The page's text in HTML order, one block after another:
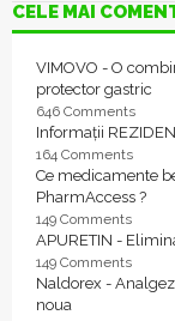
CELE MAI
VIMOVO - O
protector gastric
646 Comments
Informații
164 Comments
Ce medicamente
PharmAccess ?
149 Comments
APURETIN -
149 Comments
Naldorex -
noua